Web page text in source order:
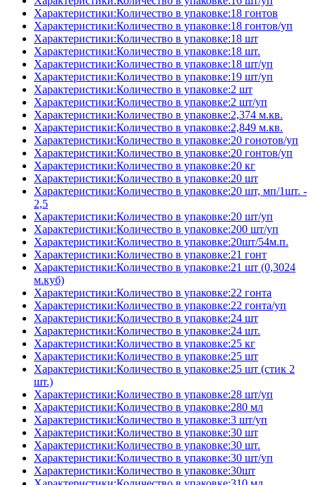
Характеристики:Количество в упаковке:18 гонтов
Характеристики:Количество в упаковке:18 гонтов/уп
Характеристики:Количество в упаковке:18 шт
Характеристики:Количество в упаковке:18 шт.
Характеристики:Количество в упаковке:18 шт/уп
Характеристики:Количество в упаковке:19 шт/уп
Характеристики:Количество в упаковке:2 шт
Характеристики:Количество в упаковке:2 шт/уп
Характеристики:Количество в упаковке:2,374 м.кв.
Характеристики:Количество в упаковке:2,849 м.кв.
Характеристики:Количество в упаковке:20 гонотов/уп
Характеристики:Количество в упаковке:20 гонтов/уп
Характеристики:Количество в упаковке:20 кг
Характеристики:Количество в упаковке:20 шт
Характеристики:Количество в упаковке:20 шт, мп/1шт. -
2,5
Характеристики:Количество в упаковке:20 шт/уп
Характеристики:Количество в упаковке:200 шт/уп
Характеристики:Количество в упаковке:20шт/54м.п.
Характеристики:Количество в упаковке:21 гонт
Характеристики:Количество в упаковке:21 шт (0,3024
м.куб)
Характеристики:Количество в упаковке:22 гонта
Характеристики:Количество в упаковке:22 гонта/уп
Характеристики:Количество в упаковке:24 шт
Характеристики:Количество в упаковке:24 шт.
Характеристики:Количество в упаковке:25 кг
Характеристики:Количество в упаковке:25 шт
Характеристики:Количество в упаковке:25 шт (стик 2
шт.)
Характеристики:Количество в упаковке:28 шт/уп
Характеристики:Количество в упаковке:280 мл
Характеристики:Количество в упаковке:3 шт/уп
Характеристики:Количество в упаковке:30 шт
Характеристики:Количество в упаковке:30 шт.
Характеристики:Количество в упаковке:30 шт/уп
Характеристики:Количество в упаковке:30шт